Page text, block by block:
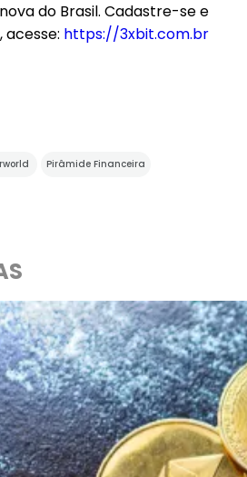
do Brasil. Cadastre-se e
acesse: https://3xbit.com.br
Pirâmide Financeira